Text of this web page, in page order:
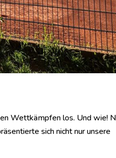
Wettkämpfen los. Und wie!
sich nicht nur unsere